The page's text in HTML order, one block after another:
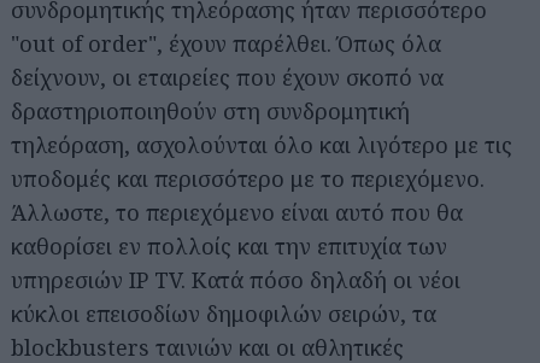
συνδρομητικής τηλεόρασης ήταν περισσότερο
"out of order", έχουν παρέλθει. Όπως όλα
δείχνουν, οι εταιρείες που έχουν σκοπό να
δραστηριοποιηθούν στη συνδρομητική
τηλεόραση, ασχολούνται όλο και λιγότερο με τις
υποδομές και περισσότερο με το περιεχόμενο.
Άλλωστε, το περιεχόμενο είναι αυτό που θα
καθορίσει εν πολλοίς και την επιτυχία των
υπηρεσιών IP TV. Κατά πόσο δηλαδή οι νέοι
κύκλοι επεισοδίων δημοφιλών σειρών, τα
blockbusters ταινιών και οι αθλητικές